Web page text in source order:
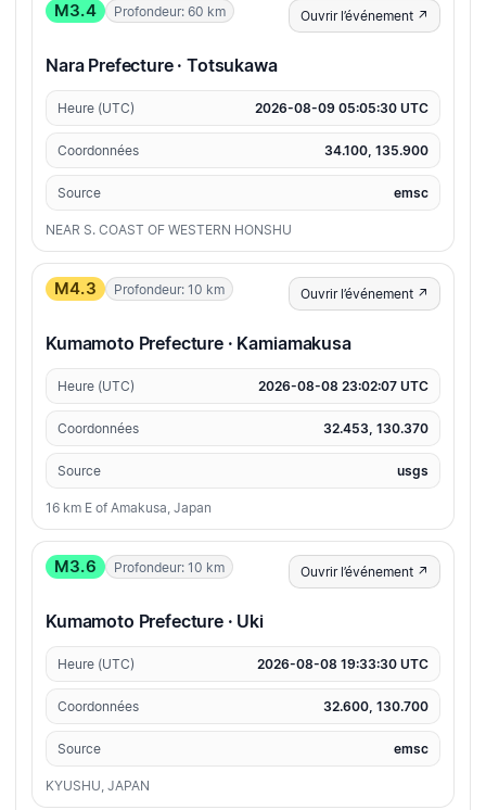
M3.4 Profondeur: 60 km Ouvrir l’événement ↗
Nara Prefecture · Totsukawa
Heure (UTC) 2026-08-09 05:05:30 UTC
Coordonnées 34.100, 135.900
Source emsc
NEAR S. COAST OF WESTERN HONSHU
M4.3 Profondeur: 10 km Ouvrir l’événement ↗
Kumamoto Prefecture · Kamiamakusa
Heure (UTC) 2026-08-08 23:02:07 UTC
Coordonnées 32.453, 130.370
Source usgs
16 km E of Amakusa, Japan
M3.6 Profondeur: 10 km Ouvrir l’événement ↗
Kumamoto Prefecture · Uki
Heure (UTC) 2026-08-08 19:33:30 UTC
Coordonnées 32.600, 130.700
Source emsc
KYUSHU, JAPAN